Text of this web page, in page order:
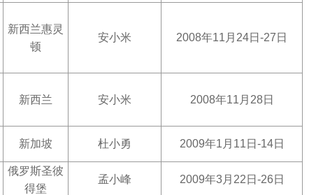
新西兰惠灵
顿
安小米 2008年11月24日-27日
新西兰 安小米 2008年11月28日
新加坡 杜小勇 2009年1月 11 日 -14日
俄罗斯圣彼
得堡
孟小峰 2009年3月22日-26日